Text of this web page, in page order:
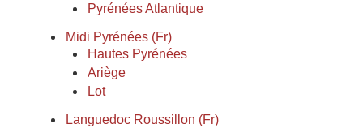
Pyrénées Atlantique
Midi Pyrénées (Fr)
Hautes Pyrénées
Ariège
Lot
Languedoc Roussillon (Fr)